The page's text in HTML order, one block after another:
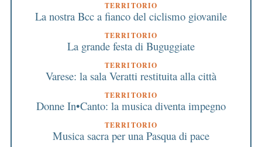
TERRITORIO
La nostra Bcc a fianco del ciclismo giovanile
TERRITORIO
La grande festa di Buguggiate
TERRITORIO
Varese: la sala Veratti restituita alla città
TERRITORIO
Donne In•Canto: la musica diventa impegno
TERRITORIO
Musica sacra per una Pasqua di pace